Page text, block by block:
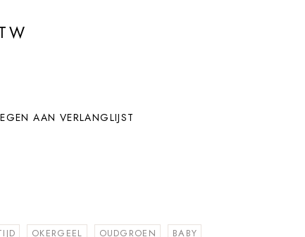
AAN VERLANGLIJST
OKERGEEL OUDGROEN
BABY